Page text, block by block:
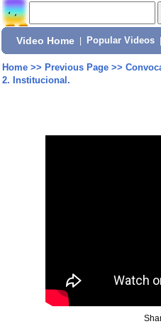
Video Home Popular Videos
Home>> Previous Page>>
2. Institucional.